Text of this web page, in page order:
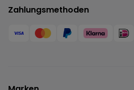
Zahlungsmethoden